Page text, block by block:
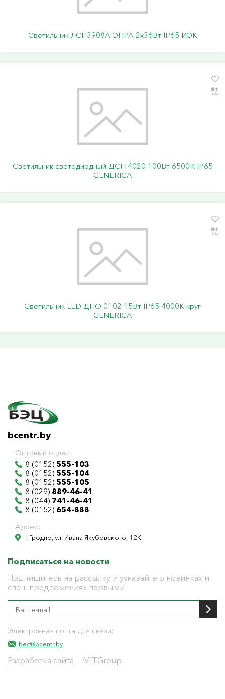
Светильник ЛСП3908A ЭПРА 2х36Вт IP65 ИЭК
Светильник светодиодный ДСП 4020 100Вт 6500К IP65
GENERICA
Светильник LED ДПО 0102 15Вт IP65 4000К круг
GENERICA
bcentr.by
Оптовый отдел:
8 (0152) 555-103
8 (0152) 555-104
8 (0152) 555-105
8 (029) 889-46-41
8 (044) 741-46-41
8 (0152) 654-888
Адрес:
г. Гродно, ул. Ивана Якубовского, 12К
Подписаться на новости
Подпишитесь на рассылку и узнавайте о новинках и
спец. предложениях первыми
Электронная почта для связи:
bec@bcentr.by
Разработка сайта — MITGroup